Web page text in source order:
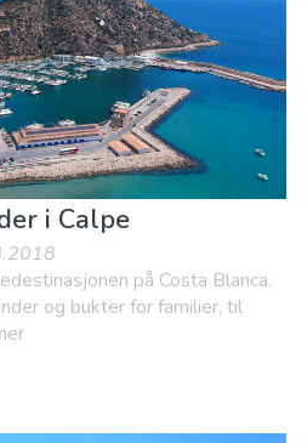
i Calpe
på Costa Blanca.
og bukter for familier, til